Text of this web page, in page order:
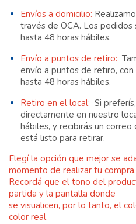
Envíos a domicilio:
través de OCA. Los pedidos
hasta 48 horas hábiles.
Envío a puntos de retiro:
envío a puntos de retiro,
hasta 48 horas hábiles.
Retiro en el local: Si
directamente en nuestro
hábiles, y recibirás un
está listo para retirar.
Elegí la opción que mejor se
momento de realizar tu compra.
Recordá que el tono del
partida y la pantalla donde
se visualicen, por lo tanto, el
color real.